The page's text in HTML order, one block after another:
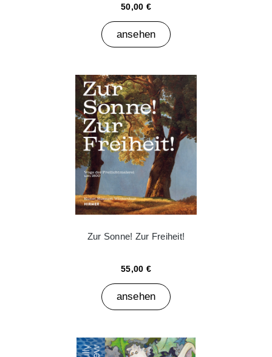
50,00 €
ansehen
Zur Sonne! Zur Freiheit!
55,00 €
ansehen